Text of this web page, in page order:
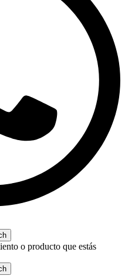
o producto que estás